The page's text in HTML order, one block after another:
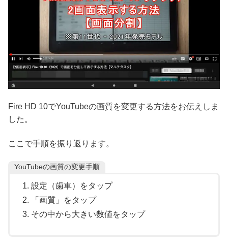
Fire HD 10でYouTubeの画質を変更する方法をお伝えしま
した。
ここで手順を振り返ります。
YouTubeの画質の変更手順
設定（歯車）をタップ
「画質」をタップ
その中から大きい数値をタップ